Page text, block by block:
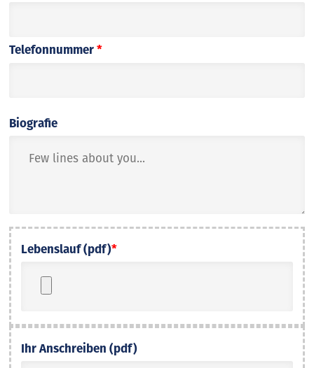
Telefonnummer*
Biografie
Lebenslauf (pdf)*
Ihr Anschreiben (pdf)